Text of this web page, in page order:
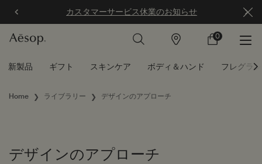
カスタマーサービス休業のお知らせ
店
カ
0
0 カート内の製
新製品 ギフト スキンケア ボディ＆ハンド フレグラ
Home ライブラリー デザインのアプローチ
デザインのアプローチ